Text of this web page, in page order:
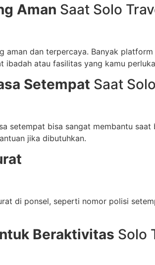
Aman Saat Solo
aman dan terpercaya. Banyak
atau fasilitas yang kamu
Setempat Saat
setempat bisa sangat membantu
jika dibutuhkan.
di ponsel, seperti nomor polisi
Beraktivitas Solo